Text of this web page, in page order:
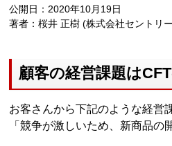
公開日：2020年10月19日
著者：桜井 正樹 (株式会社セントリ
顧客の経営課題は
お客さんから下記のような経営
「競争が激しいため、新商品の